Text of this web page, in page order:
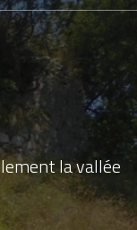
la vallée